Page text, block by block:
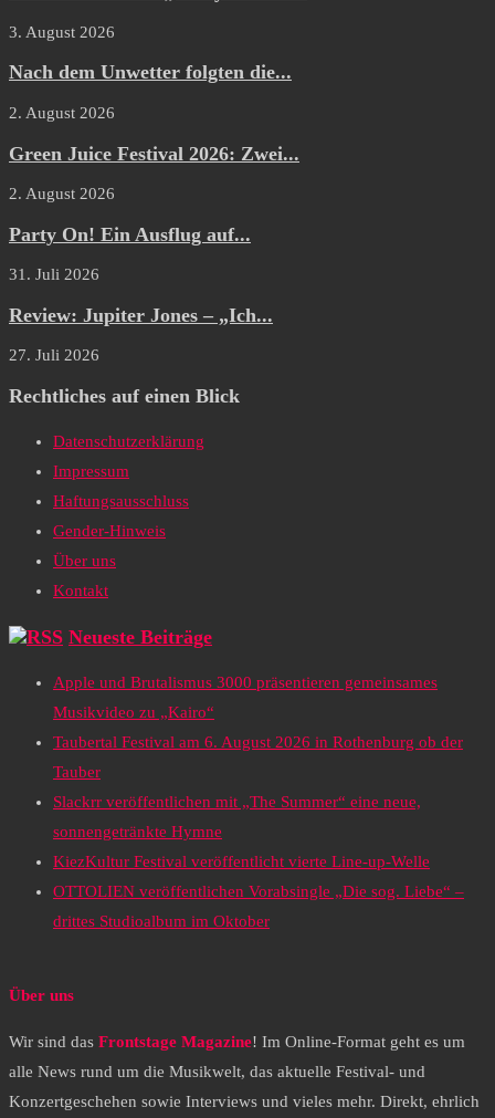
3. August 2026
Nach dem Unwetter folgten die...
2. August 2026
Green Juice Festival 2026: Zwei...
2. August 2026
Party On! Ein Ausflug auf...
31. Juli 2026
Review: Jupiter Jones – „Ich...
27. Juli 2026
Rechtliches auf einen Blick
Datenschutzerklärung
Impressum
Haftungsausschluss
Gender-Hinweis
Über uns
Kontakt
Neueste Beiträge
Apple und Brutalismus 3000 präsentieren gemeinsames
Musikvideo zu „Kairo“
Taubertal Festival am 6. August 2026 in Rothenburg ob der
Tauber
Slackrr veröffentlichen mit „The Summer“ eine neue,
sonnengetränkte Hymne
KiezKultur Festival veröffentlicht vierte Line-up-Welle
OTTOLIEN veröffentlichen Vorabsingle „Die sog. Liebe“ –
drittes Studioalbum im Oktober
Über uns
Wir sind das Frontstage Magazine! Im Online-Format geht es um
alle News rund um die Musikwelt, das aktuelle Festival- und
Konzertgeschehen sowie Interviews und vieles mehr. Direkt, ehrlich